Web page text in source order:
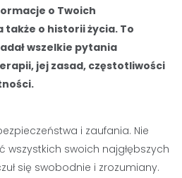
o Twoich
o historii życia. To
wszelkie pytania
jej zasad, częstotliwości
i zaufania. Nie
wszystkich swoich najgłębszych
się swobodnie i zrozumiany.